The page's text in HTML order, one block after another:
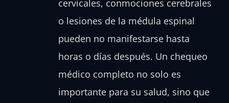
cervicales, conmociones cerebrales
o lesiones de la médula espinal
pueden no manifestarse hasta
horas o días después. Un chequeo
médico completo no solo es
importante para su salud, sino que